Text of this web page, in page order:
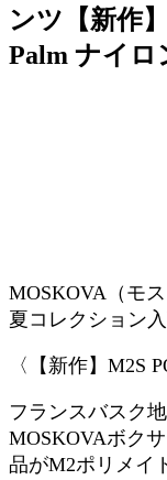
ンツ【新作
Palm ナイロ
MOSKOVA（モ
夏コレクション
〈【新作】M2S
フランスバスク
MOSKOVAボク
品がM2ポリメイ